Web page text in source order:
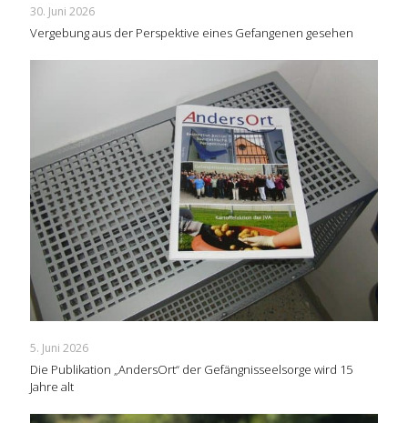
30. Juni 2026
Vergebung aus der Perspektive eines Gefangenen gesehen
5. Juni 2026
Die Publikation „AndersOrt“ der Gefängnisseelsorge wird 15
Jahre alt